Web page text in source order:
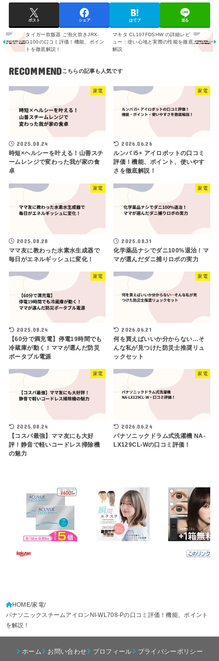
ポスト シェア はてブ 送る
タイガー炊飯器 ご泡火炊きJRX-
G100の口コミ評価！機能、ポイン
トを徹底解説！
マキタ CL107FDSHW の詳細レビ
ュー：使い心地と実際の性能を徹底
解説
RECOMMEND
家電
2025.08.24
時短×ヘルシーを叶える！山善スチ
ームレンジで変わった我が家の食
卓
家電
2026.06.26
ルンバ i5+ アイロボットの口コミ
評価！機能、ポイント、使いやす
さを徹底解説！
家電
2025.08.28
ママ友に教わった水素水生成器で
毎日がエネルギッシュに変化！
家電
2025.08.31
化学薬品ナシでダニ100%退治！マ
マが選んだダニ捕りロボの実力
家電
2025.08.24
【60分で満充電】停電19時間でも
冷蔵庫が動く！ママが選んだ防災
ポータブル電源
家電
2026.06.21
何を買えばいいか分からない…そ
んな私が見つけた防災士推奨リュ
ックセット
家電
2025.08.24
【コスパ最強】ママ友にも大好
評！静音で軽いコードレス掃除機
の魅力
家電
2026.06.24
パナソニックドラム式洗濯機 NA-
LX129CL-Wの口コミ評価！
HOME 家電
パナソニックスチームアイロンNI-WL708-Pの口コミ評価！機能、ポイント
を解説！
ホーム お問い合わせ プロフィール プライバシーポリシー